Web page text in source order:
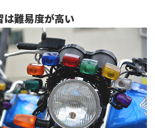
難易度が高い